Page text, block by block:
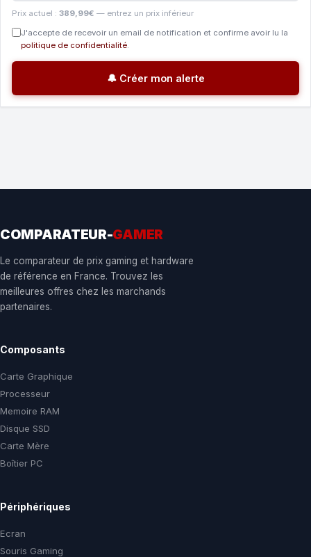
Prix actuel : 389,99€ — entrez un prix inférieur
J'accepte de recevoir un email de notification et confirme avoir lu la
politique de confidentialité.
🔔 Créer mon alerte
COMPARATEUR-GAMER
Le comparateur de prix gaming et hardware
de référence en France. Trouvez les
meilleures offres chez les marchands
partenaires.
Composants
Carte Graphique
Processeur
Memoire RAM
Disque SSD
Carte Mère
Boîtier PC
Périphériques
Ecran
Souris Gaming